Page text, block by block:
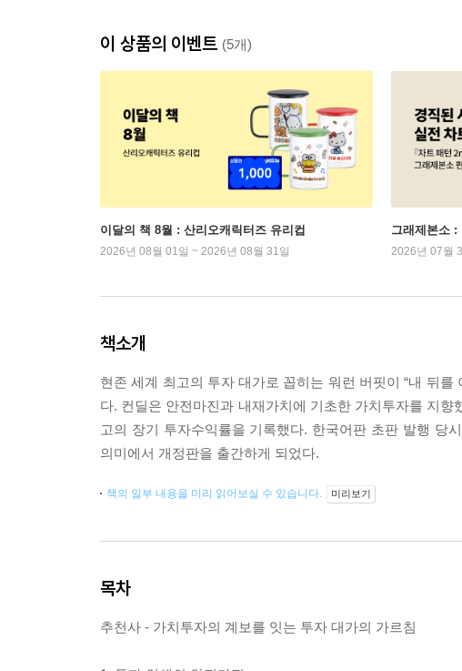
이 상품의 이벤트 (5개)
이달의 책 8월 : 산리오캐릭터즈 유리컵
2026년 08월 01일 ~ 2026년 08월 31일
그래제본소
2026년 07월
책소개
현존 세계 최고의 투자 대가로 꼽히는 워런 버핏이 “내 뒤
다. 컨딜은 안전마진과 내재가치에 기초한 가치투자를 지향
고의 장기 투자수익률을 기록했다. 한국어판 초판 발행 당
의미에서 개정판을 출간하게 되었다.
책의 일부 내용을 미리 읽어보실 수 있습니다. 미리보기
목차
추천사 - 가치투자의 계보를 잇는 투자 대가의 가르침